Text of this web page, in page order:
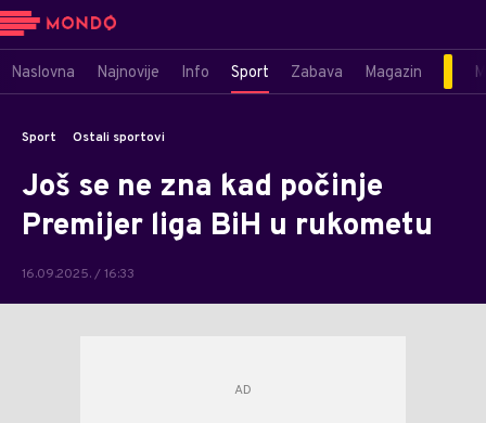
Naslovna Najnovije Info Sport Zabava Magazin
Sport Ostali sportovi
Još se ne zna kad počinje
Premijer liga BiH u rukometu
16.09.2025. / 16:33